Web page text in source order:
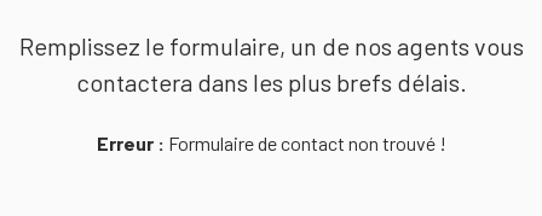
Remplissez le formulaire, un de nos agents vous
contactera dans les plus brefs délais.
Erreur : Formulaire de contact non trouvé !